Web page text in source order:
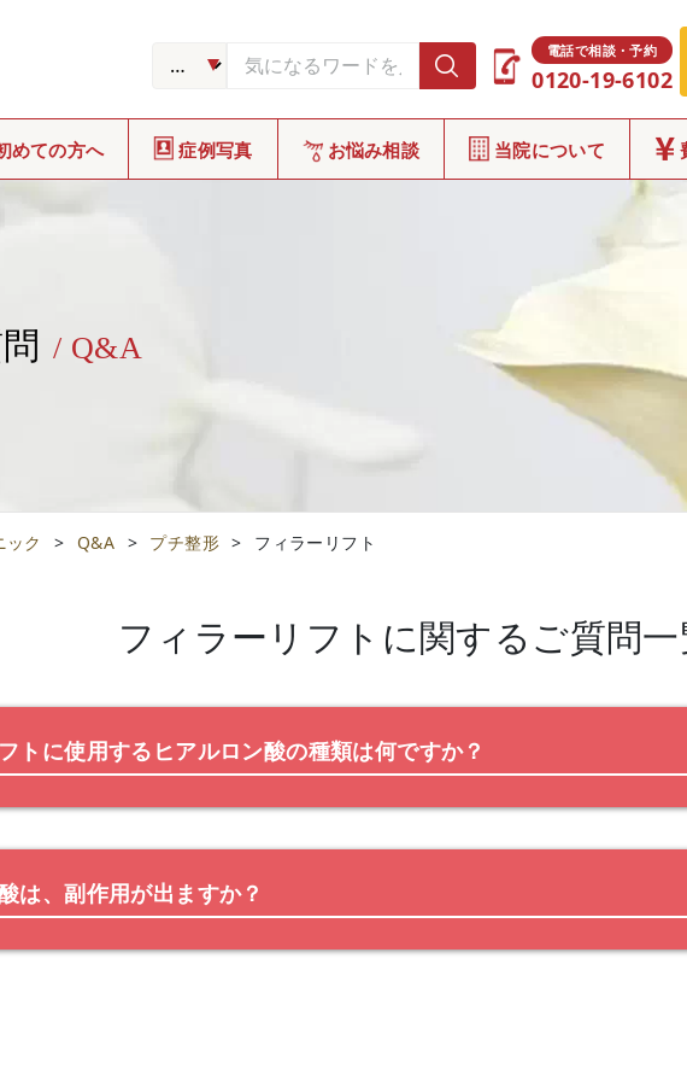
電話で相談・予約
0120-19-6102
めての方へ 症例写真 お悩み相談 当院について
/ Q&A
ック > Q&A > プチ整形 > フィラーリフト
フィラーリフト に関するご質問
トに使用するヒアルロン酸の種類は何ですか？
は、副作用が出ますか？